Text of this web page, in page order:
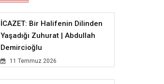
İCAZET: Bir Halifenin Dilinden
Yaşadığı Zuhurat | Abdullah
Demircioğlu
11 Temmuz 2026